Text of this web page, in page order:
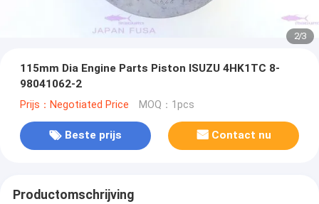
2/3
115mm Dia Engine Parts Piston ISUZU 4HK1TC 8-
98041062-2
Prijs：Negotiated Price MOQ：1pcs
Beste prijs Contact nu
Productomschrijving